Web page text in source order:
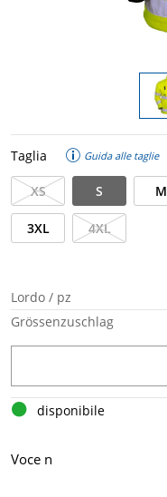
Taglia Guida alle taglie
XS S M
3XL 4XL
Lordo / pz
Grössenzuschlag
disponibile
Voce n